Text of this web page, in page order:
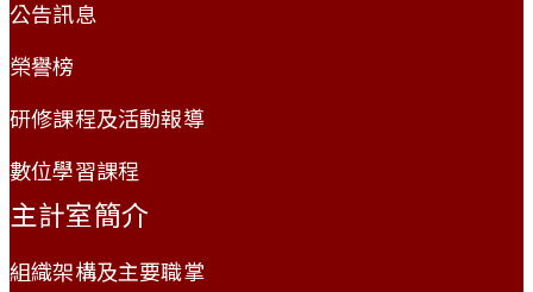
公告訊息
榮譽榜
研修課程及活動報導
數位學習課程
主計室簡介
組織架構及主要職掌